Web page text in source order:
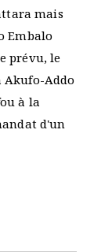
mais
Embalo
prévu, le
Akufo-Addo
à la
d'un